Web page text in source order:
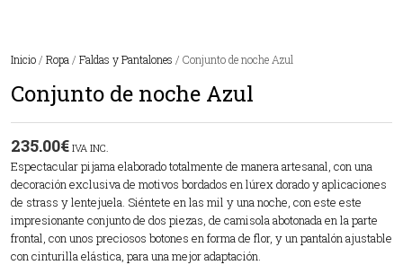
Inicio / Ropa / Faldas y Pantalones / Conjunto de noche Azul
Conjunto de noche Azul
235.00€ IVA INC.
Espectacular pijama elaborado totalmente de manera artesanal, con una
decoración exclusiva de motivos bordados en lúrex dorado y aplicaciones
de strass y lentejuela. Siéntete en las mil y una noche, con este este
impresionante conjunto de dos piezas, de camisola abotonada en la parte
frontal, con unos preciosos botones en forma de flor, y un pantalón ajustable
con cinturilla elástica, para una mejor adaptación.